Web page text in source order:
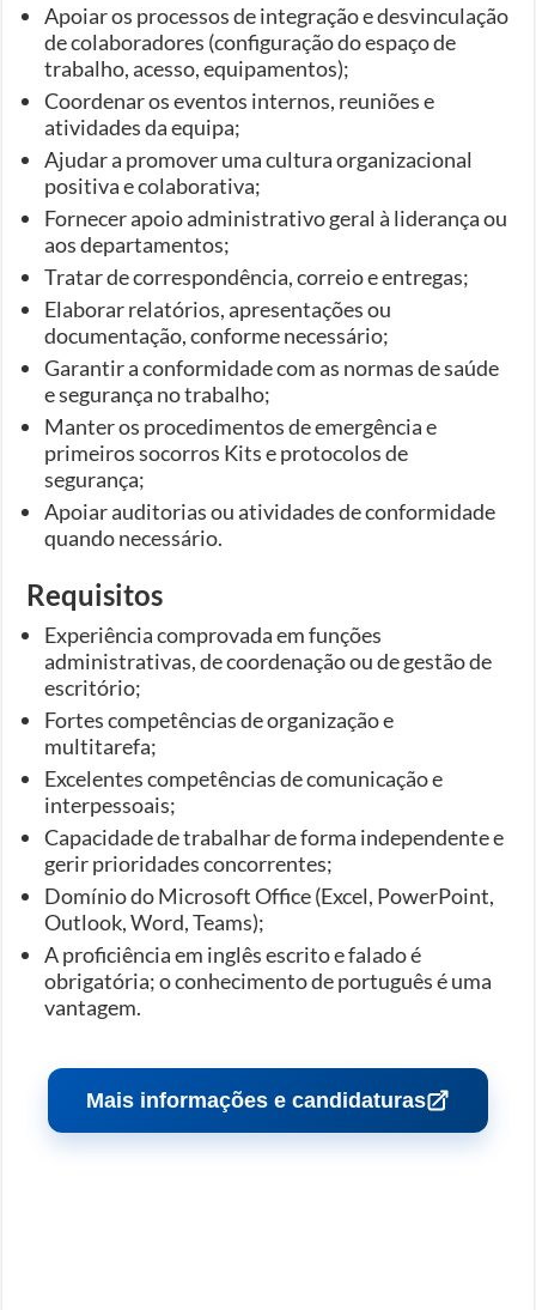
Apoiar os processos de integração e desvinculação
de colaboradores (configuração do espaço de
trabalho, acesso, equipamentos);
Coordenar os eventos internos, reuniões e
atividades da equipa;
Ajudar a promover uma cultura organizacional
positiva e colaborativa;
Fornecer apoio administrativo geral à liderança ou
aos departamentos;
Tratar de correspondência, correio e entregas;
Elaborar relatórios, apresentações ou
documentação, conforme necessário;
Garantir a conformidade com as normas de saúde
e segurança no trabalho;
Manter os procedimentos de emergência e
primeiros socorros Kits e protocolos de
segurança;
Apoiar auditorias ou atividades de conformidade
quando necessário.
Requisitos
Experiência comprovada em funções
administrativas, de coordenação ou de gestão de
escritório;
Fortes competências de organização e
multitarefa;
Excelentes competências de comunicação e
interpessoais;
Capacidade de trabalhar de forma independente e
gerir prioridades concorrentes;
Domínio do Microsoft Office (Excel, PowerPoint,
Outlook, Word, Teams);
A proficiência em inglês escrito e falado é
obrigatória; o conhecimento de português é uma
vantagem.
Mais informações e candidaturas